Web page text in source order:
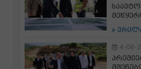
4-08-